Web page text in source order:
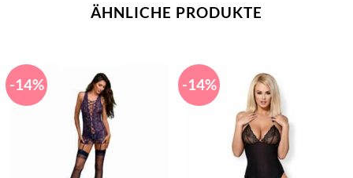
ÄHNLICHE PRODUKTE
-14% -14%